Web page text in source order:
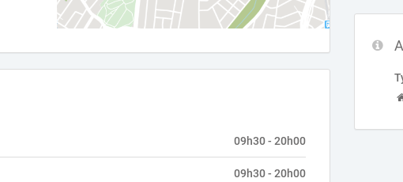
09h30 - 20h00
09h30 - 20h00